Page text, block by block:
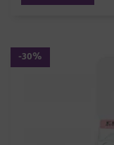
-30%